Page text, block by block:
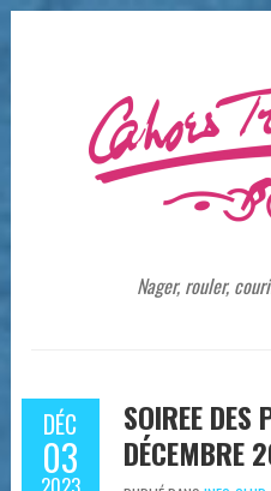
Nager, rouler,
DÉC
03
SOIREE DES
DÉCEMBRE